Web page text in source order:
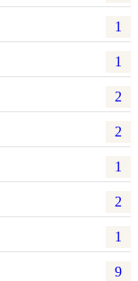
1
1
2
2
1
2
1
9